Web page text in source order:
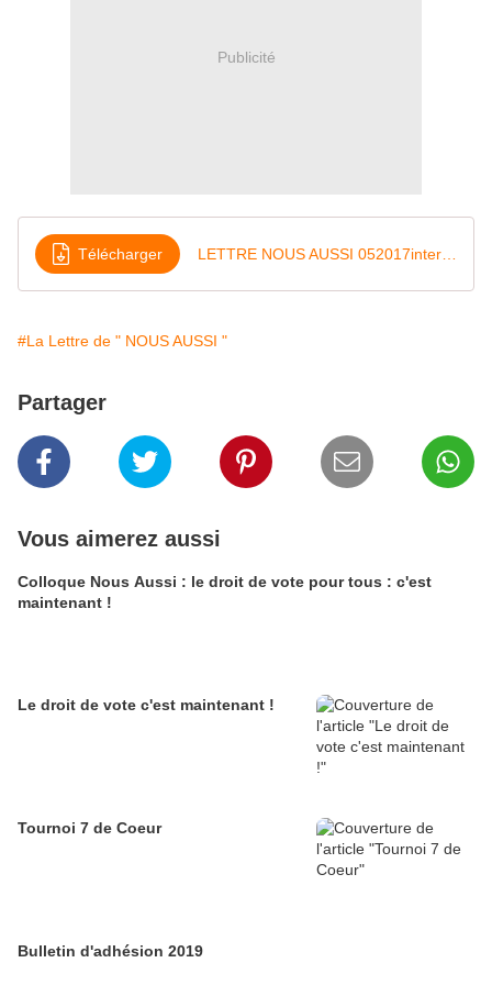
Publicité
Télécharger
#La Lettre de " NOUS AUSSI "
Partager
Vous aimerez aussi
Colloque Nous Aussi : le droit de vote pour tous : c'est
maintenant !
Le droit de vote c'est maintenant !
Tournoi 7 de Coeur
Bulletin d'adhésion 2019